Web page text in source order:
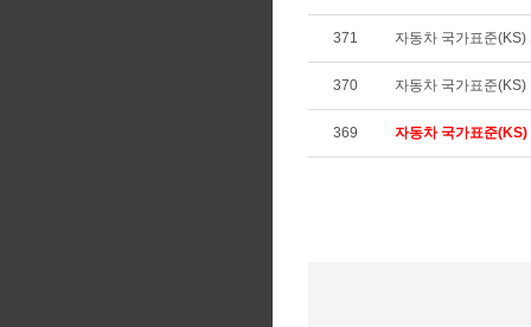
371 자동차 국가표준
370 자동차 국가표준
369 자동차 국가표준